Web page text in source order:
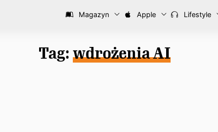
Magazyn Apple Lifestyle
Tag: wdrożenia AI